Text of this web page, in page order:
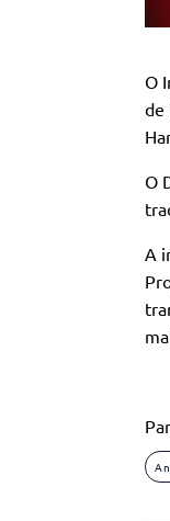
O
de
O
A